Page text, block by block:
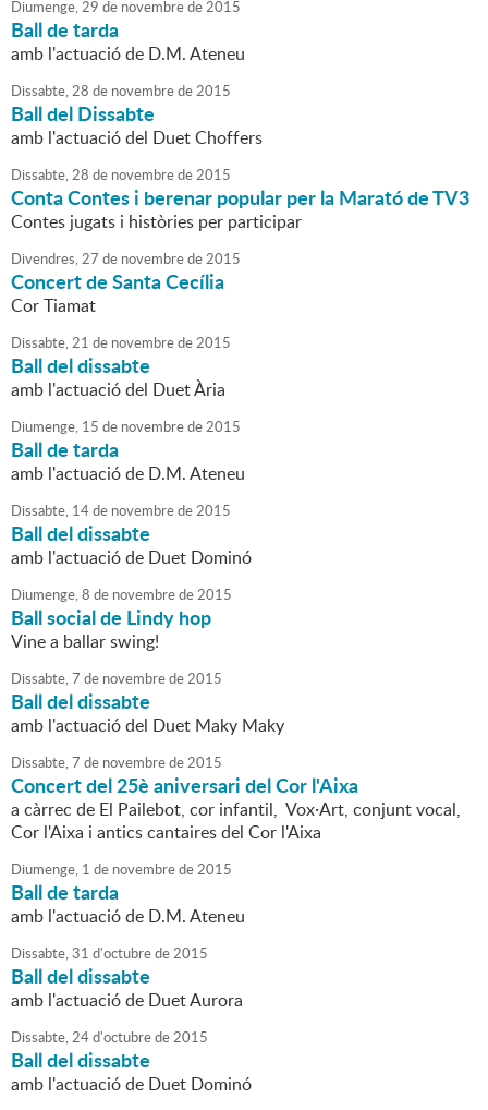
Diumenge,29 de novembrede2015
Ball de tarda
amb l'actuació de D.M. Ateneu
Dissabte,28 de novembrede2015
Ball del Dissabte
amb l'actuació del Duet Choffers
Dissabte,28 de novembrede2015
Conta Contes i berenar popular per la Marató de TV3
Contes jugats i històries per participar
Divendres,27 de novembrede2015
Concert de Santa Cecília
Cor Tiamat
Dissabte,21 de novembrede2015
Ball del dissabte
amb l'actuació del Duet Ària
Diumenge, 15 de novembrede2015
Ball de tarda
amb l'actuació de D.M. Ateneu
Dissabte, 14de novembrede2015
Ball del dissabte
amb l'actuació de Duet Dominó
Diumenge,8 de novembrede2015
Ball social de Lindy hop
Vine a ballar swing!
Dissabte,7 de novembrede2015
Ball del dissabte
amb l'actuació del Duet Maky Maky
Dissabte,7 de novembrede2015
Concert del 25è aniversari del Cor l'Aixa
a càrrec de El Pailebot, cor infantil, Vox·Art, conjunt vocal,
Cor l'Aixa i antics cantaires del Cor l'Aixa
Diumenge, 1 de novembrede2015
Ball de tarda
amb l'actuació de D.M. Ateneu
Dissabte,31 d'octubrede2015
Ball del dissabte
amb l'actuació de Duet Aurora
Dissabte,24d'octubrede2015
Ball del dissabte
amb l'actuació de Duet Dominó